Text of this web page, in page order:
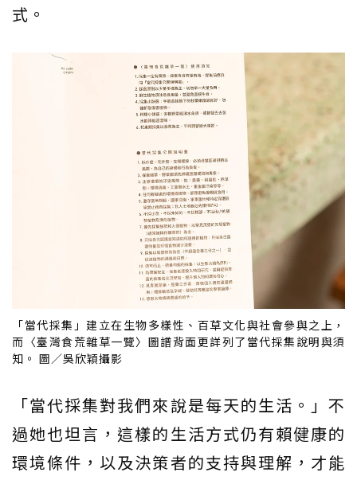
式。
「當代採集」建立在生物多樣性、百草文化與社會參與之上，
而〈臺灣食荒雜草一覽〉圖譜背面更詳列了當代採集說明與須
知。 圖／吳欣穎攝影
「當代採集對我們來說是每天的生活。」不
過她也坦言，這樣的生活方式仍有賴健康的
環境條件，以及決策者的支持與理解，才能